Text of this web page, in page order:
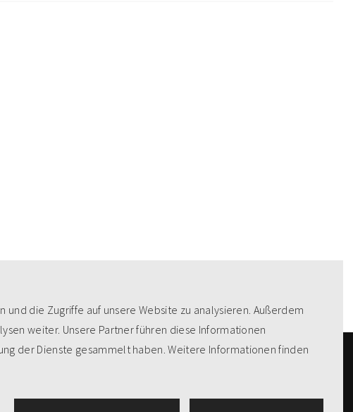
die Zugriffe auf unsere Website zu analysieren. Außerdem
weiter. Unsere Partner führen diese Informationen
der Dienste gesammelt haben. Weitere Informationen finden